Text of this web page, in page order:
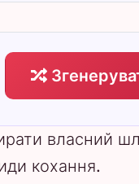
власний
кохання.